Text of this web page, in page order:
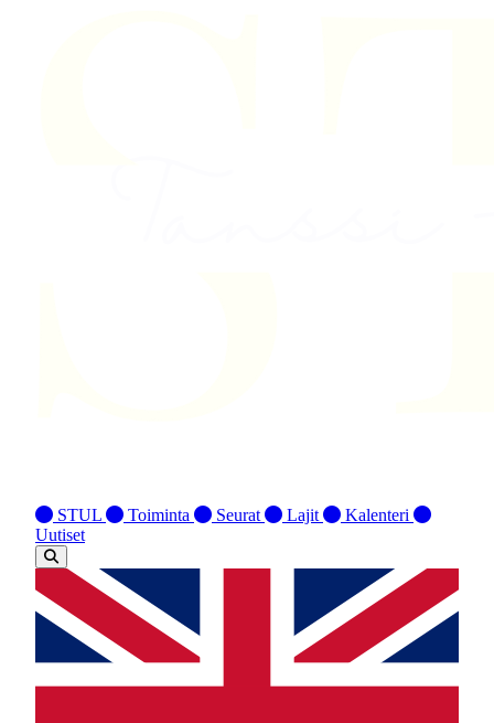
STUL Toiminta Seurat Lajit
Kalenteri
Uutiset